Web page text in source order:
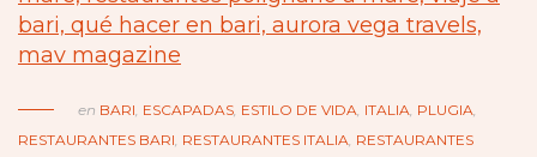
en BARI, ESCAPADAS, ESTILO DE VIDA, ITALIA, PLUGIA,
RESTAURANTES BARI, RESTAURANTES ITALIA, RESTAURANTES